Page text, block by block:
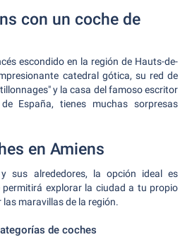
con un coche de
escondido en la región de Hauts-de-
catedral gótica, su red de
y la casa del famoso escritor
España, tienes muchas sorpresas
en Amiens
sus alrededores, la opción ideal es
explorar la ciudad a tu propio
maravillas de la región.
de coches